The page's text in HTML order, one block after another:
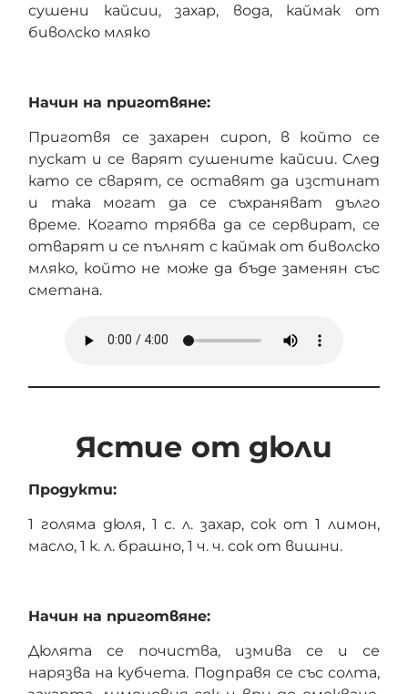
сушени кайсии, захар, вода, каймак от
биволско мляко
Начин на приготвяне:
Приготвя се захарен сироп, в който се
пускат и се варят сушените кайсии. След
като се сварят, се оставят да изстинат
и така могат да се съхраняват дълго
време. Когато трябва да се сервират, се
отварят и се пълнят с каймак от биволско
мляко, който не може да бъде заменян със
сметана.
Ястие от дюли
Продукти:
1 голяма дюля, 1 с. л. захар, сок от 1 лимон,
масло, 1 к. л. брашно, 1 ч. ч. сок от вишни.
Начин на приготвяне:
Дюлята се почиства, измива се и се
нарязва на кубчета. Подправя се със солта,